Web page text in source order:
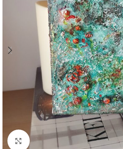
Click to enlarge